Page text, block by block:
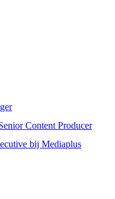
Content Producer
bij Mediaplus